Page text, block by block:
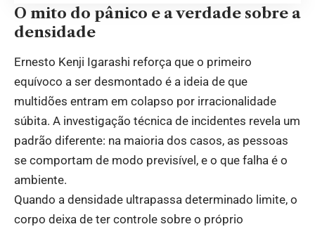
O mito do pânico e a verdade sobre a
densidade
Ernesto Kenji Igarashi reforça que o primeiro
equívoco a ser desmontado é a ideia de que
multidões entram em colapso por irracionalidade
súbita. A investigação técnica de incidentes revela um
padrão diferente: na maioria dos casos, as pessoas
se comportam de modo previsível, e o que falha é o
ambiente.
Quando a densidade ultrapassa determinado limite, o
corpo deixa de ter controle sobre o próprio